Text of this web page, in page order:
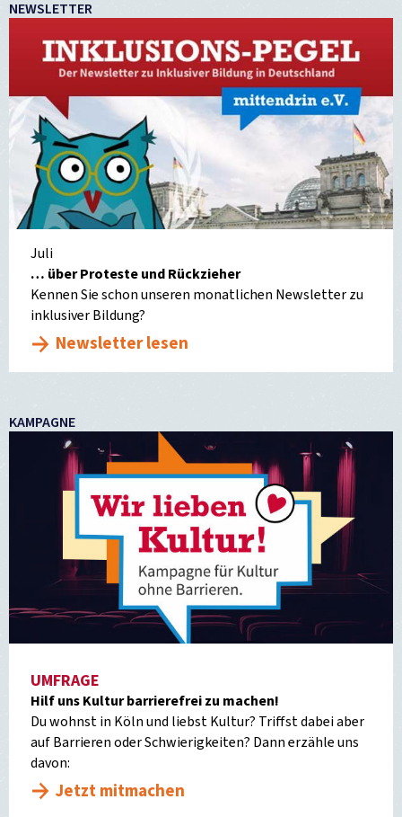
NEWSLETTER
Juli
… über Proteste und Rückzieher
Kennen Sie schon unseren monatlichen Newsletter zu
inklusiver Bildung?
Newsletter lesen
KAMPAGNE
UMFRAGE
Hilf uns Kultur barrierefrei zu machen!
Du wohnst in Köln und liebst Kultur? Triffst dabei aber
auf Barrieren oder Schwierigkeiten? Dann erzähle uns
davon:
Jetzt mitmachen